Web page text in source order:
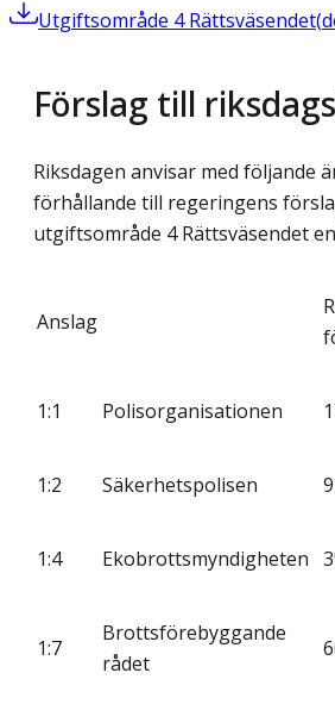
Utgiftsområde 4 Rättsväsendet(
Förslag till
Riksdagen anvisar med följande
förhållande till regeringens
utgiftsområde 4 Rättsväsendet
Anslag
1:1 Polisorganisationen
1:2 Säkerhetspolisen
1:4 Ekobrottsmyndigheten
1:7
Brottsförebyggande
rådet